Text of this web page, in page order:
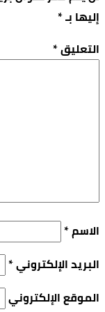
إليها بـ*
التعليق*
الاسم*
البريد الإلكتروني*
الموقع الإلكتروني